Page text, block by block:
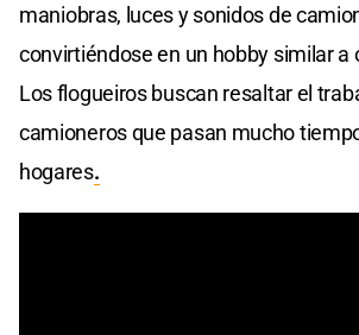
maniobras, luces y sonidos de
convirtiéndose en un hobby similar a
Los flogueiros buscan resaltar el
camioneros que pasan mucho
hogares.